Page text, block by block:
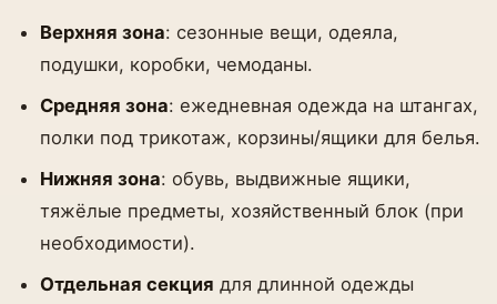
Верхняя зона: сезонные вещи, одеяла,
подушки, коробки, чемоданы.
Средняя зона: ежедневная одежда на штангах,
полки под трикотаж, корзины/ящики для белья.
Нижняя зона: обувь, выдвижные ящики,
тяжёлые предметы, хозяйственный блок (при
необходимости).
Отдельная секция для длинной одежды